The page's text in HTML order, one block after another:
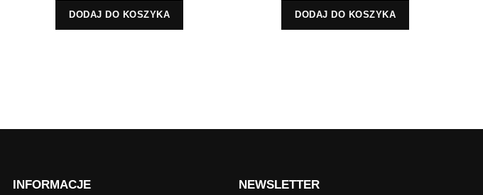
DODAJ DO KOSZYKA DODAJ DO KOSZYKA
INFORMACJE NEWSLETTER